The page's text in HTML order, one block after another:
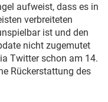
aufweist, dass es in
verbreiteten
ist und den
nicht zugemutet
Twitter schon am 14.
Rückerstattung des